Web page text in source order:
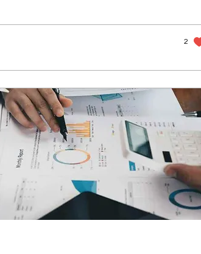
itiraz nasıl yapılır veya
2